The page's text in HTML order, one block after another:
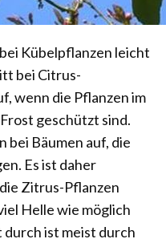
Kübelpflanzen leicht
bei Citrus-
wenn die Pflanzen im
geschützt sind.
bei Bäumen auf, die
Es ist daher
Zitrus-Pflanzen
Helle wie möglich
ist meist durch